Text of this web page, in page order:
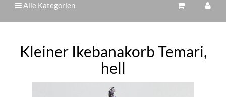
Alle Kategorien
Kleiner Ikebanakorb Temari,
hell